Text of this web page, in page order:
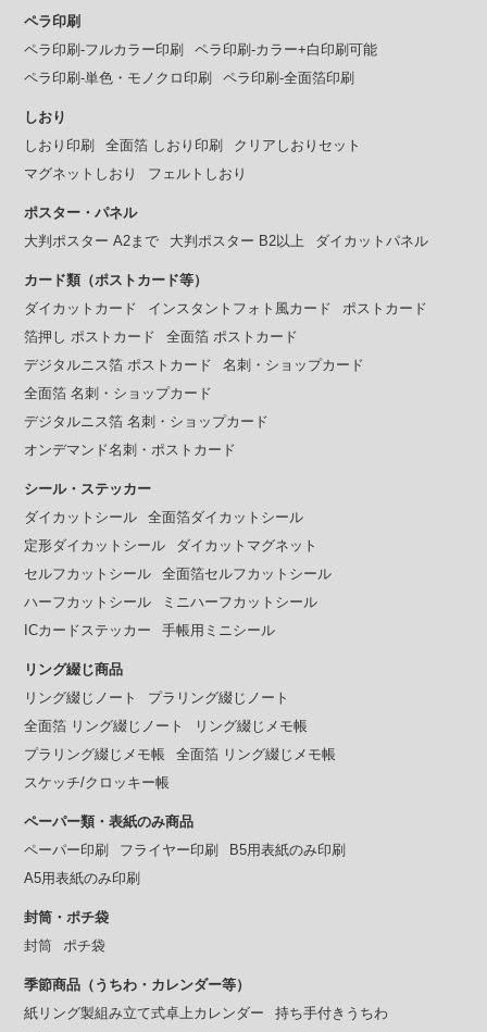
ペラ印刷
ペラ印刷-フルカラー印刷
ペラ印刷-カラー+白印刷可能
ペラ印刷-単色・モノクロ印刷
ペラ印刷-全面箔印刷
しおり
しおり印刷
全面箔 しおり印刷
クリアしおりセット
マグネットしおり
フェルトしおり
ポスター・パネル
大判ポスター A2まで
大判ポスター B2以上 ダイカットパネル
カード類（ポストカード等）
ダイカットカード
インスタントフォト風カード
ポストカード
箔押し ポストカード
全面箔 ポストカード
デジタルニス箔 ポストカード
名刺・ショップカード
全面箔 名刺・ショップカード
デジタルニス箔 名刺・ショップカード
オンデマンド名刺・ポストカード
シール・ステッカー
ダイカットシール
全面箔ダイカットシール
定形ダイカットシール
ダイカットマグネット
セルフカットシール
全面箔セルフカットシール
ハーフカットシール
ミニハーフカットシール
ICカードステッカー
手帳用ミニシール
リング綴じ商品
リング綴じノート
プラリング綴じノート
全面箔 リング綴じノート
リング綴じメモ帳
プラリング綴じメモ帳
全面箔 リング綴じメモ帳
スケッチ/クロッキー帳
ペーパー類・表紙のみ商品
ペーパー印刷
フライヤー印刷
B5用表紙のみ印刷
A5用表紙のみ印刷
封筒・ポチ袋
封筒
ポチ袋
季節商品（うちわ・カレンダー等）
紙リング製組み立て式卓上カレンダー
持ち手付きうちわ